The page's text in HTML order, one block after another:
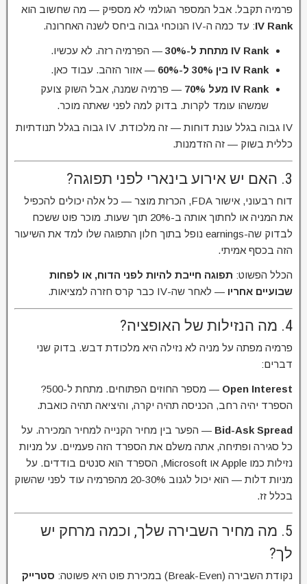
פרמיה תקבל. אבל המספר הגולמי לא מספיק — מה שחשוב הוא
IV Rank: עד כמה ה-IV הנוכחי גבוה ביחס לשנה האחרונה.
IV Rank מתחת ל-30%
— הפרמיה רזה. לא עכשיו.
IV Rank בין 30% ל-60%
— אזור הזהב. עבוד כאן.
IV Rank מעל 70%
— פרמיה שמנה, אבל השוק צועק
שמשהו עומד לקרות. בדוק למה לפני שאתה מוכר.
IV גבוה בגלל עונת דוחות — זה מלכודת. IV גבוה בגלל תנודתיות
כללית בשוק — זה הזדמנות.
3. האם יש אירוע בינארי לפני תפוגה?
דוח רבעוני, אישור FDA, הכרזת מוצר — כל אלה יכולים להכפיל
את המניה או לחתוך אותה ב-20% תוך שעות. מוכר פוט ששכח
לבדוק שה-earnings נופל בתוך חלון התפוגה שלו למד את השיעור
הזה בכסף אמיתי.
הכלל הפשוט: תפוגה חייבת להיות לפני הדוח, או לפחות
שבועיים אחריו — לאחר שה-IV כבר קרס חזרה למציאות.
4. מה הנזילות של האופציה?
פרמיה מפתה על מניה לא נזילה היא מלכודת דבש. בדוק שני
דברים:
Open Interest
— מספר החוזים הפתוחים. מתחת ל-500?
הספרד יהיה רחב, הכניסה תהיה יקרה, והיציאה תהיה כואבת.
Bid-Ask Spread — הפער בין מחיר הקנייה למחיר המכירה. על
כל סגירה ופתיחה, אתה משלם את הספרד הזה פעמיים. על מניות
נזילות כמו Apple או Microsoft, הספרד הוא סנטים בודדים. על
מניות דלות — הוא יכול לגנוב 20-30% מהפרמיה עוד לפני שהשוק
בכלל זז.
5. מה מחיר השבירה שלך, וכמה מרחק יש
לך?
נקודת השבירה (Break-Even) במכירת פוט היא פשוטה: סטרייק